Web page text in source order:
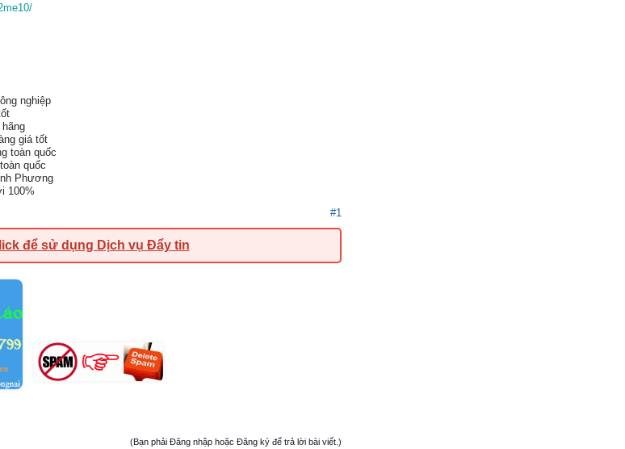
nghiệp
giá tốt
toàn quốc
quốc
Phương
100%
#1
để sử dụng Dịch vụ Đẩy tin
(Bạn phải Đăng nhập hoặc Đăng ký để trả lời bài viết.)